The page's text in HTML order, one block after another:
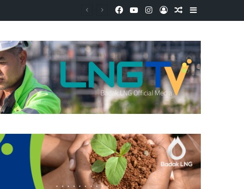
Facebook
YouTubeInstagram
Log InRandom Article
Sidebar